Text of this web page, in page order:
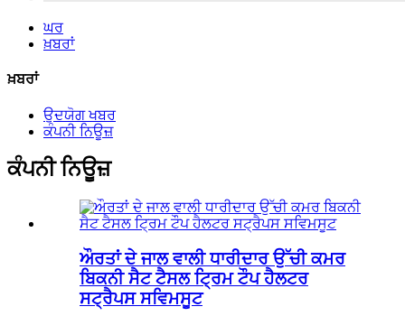
ਘਰ
ਖ਼ਬਰਾਂ
ਖ਼ਬਰਾਂ
ਉਦਯੋਗ ਖਬਰ
ਕੰਪਨੀ ਨਿਊਜ਼
ਕੰਪਨੀ ਨਿਊਜ਼
ਔਰਤਾਂ ਦੇ ਜਾਲ ਵਾਲੀ ਧਾਰੀਦਾਰ ਉੱਚੀ ਕਮਰ
ਬਿਕਨੀ ਸੈਟ ਟੈਸਲ ਟ੍ਰਿਮ ਟੌਪ ਹੈਲਟਰ
ਸਟ੍ਰੈਪਸ ਸਵਿਮਸੂਟ